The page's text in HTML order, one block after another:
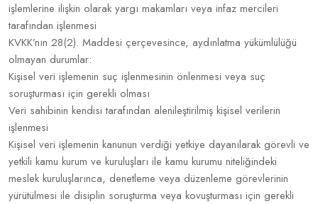
işlemlerine ilişkin olarak yargı makamları veya infaz mercileri
tarafından işlenmesi
KVKK’nın 28(2). Maddesi çerçevesince, aydınlatma yükümlülüğü
olmayan durumlar:
Kişisel veri işlemenin suç işlenmesinin önlenmesi veya suç
soruşturması için gerekli olması
Veri sahibinin kendisi tarafından alenileştirilmiş kişisel verilerin
işlenmesi
Kişisel veri işlemenin kanunun verdiği yetkiye dayanılarak görevli ve
yetkili kamu kurum ve kuruluşları ile kamu kurumu niteliğindeki
meslek kuruluşlarınca, denetleme veya düzenleme görevlerinin
yürütülmesi ile disiplin soruşturma veya kovuşturması için gerekli